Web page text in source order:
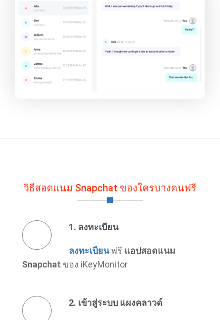
วิธีสอดแนม Snapchat ของใครบางคนฟรี
1. ลงทะเบียน
ลงทะเบียนฟรี แอปสอดแนม
Snapchat ของ iKeyMonitor
2. เข้าสู่ระบบ แผงคลาวด์